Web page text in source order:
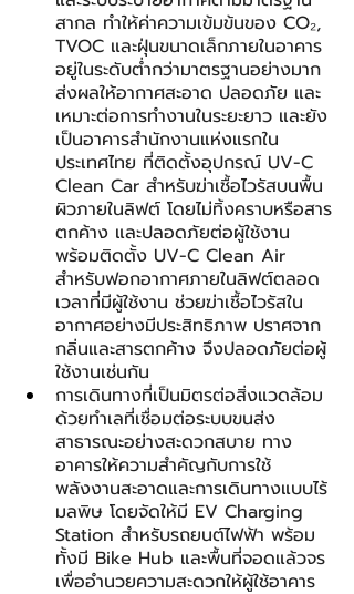
สากล ทำให้ค่าความเข้มข้นของ CO₂,
TVOC และฝุ่นขนาดเล็กภายในอาคาร
อยู่ในระดับต่ำกว่ามาตรฐานอย่างมาก
ส่งผลให้อากาศสะอาด ปลอดภัย และ
เหมาะต่อการทำงานในระยะยาว และยัง
เป็นอาคารสำนักงานแห่งแรกใน
ประเทศไทย ที่ติดตั้งอุปกรณ์ UV-C
Clean Car สำหรับฆ่าเชื้อไวรัสบนพื้น
ผิวภายในลิฟต์ โดยไม่ทิ้งคราบหรือสาร
ตกค้าง และปลอดภัยต่อผู้ใช้งาน
พร้อมติดตั้ง UV-C Clean Air
สำหรับฟอกอากาศภายในลิฟต์ตลอด
เวลาที่มีผู้ใช้งาน ช่วยฆ่าเชื้อไวรัสใน
อากาศอย่างมีประสิทธิภาพ ปราศจาก
กลิ่นและสารตกค้าง จึงปลอดภัยต่อผู้
ใช้งานเช่นกัน
การเดินทางที่เป็นมิตรต่อสิ่งแวดล้อม
ด้วยทำเลที่เชื่อมต่อระบบขนส่ง
สาธารณะอย่างสะดวกสบาย ทาง
อาคารให้ความสำคัญกับการใช้
พลังงานสะอาดและการเดินทางแบบไร้
มลพิษ โดยจัดให้มี EV Charging
Station สำหรับรถยนต์ไฟฟ้า พร้อม
ทั้งมี Bike Hub และพื้นที่จอดแล้วจร
เพื่ออำนวยความสะดวกให้ผู้ใช้อาคาร